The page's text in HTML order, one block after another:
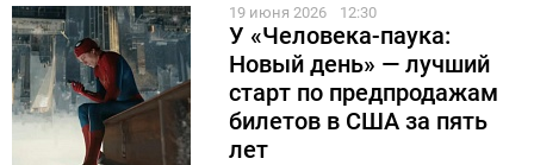
19 июня 2026 12:30
У «Человека-паука:
Новый день» — лучший
старт по предпродажам
билетов в США за пять
лет